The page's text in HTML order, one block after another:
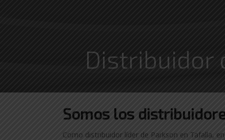
Distribuidor
Somos los
Como distribuidor líder de Parkson en Tafalla,